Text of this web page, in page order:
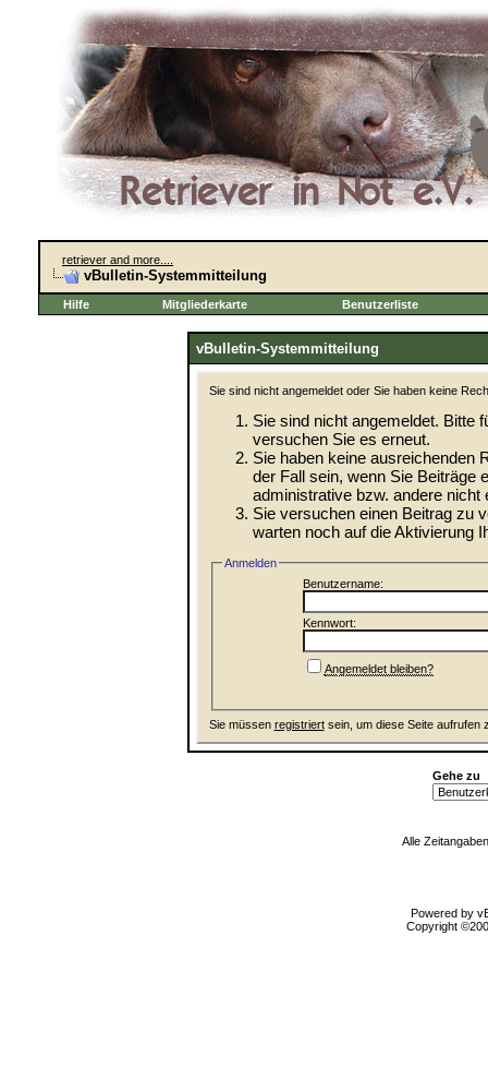
retriever and more....
vBulletin-Systemmitteilung
Hilfe Mitgliederkarte Benutzerliste
vBulletin-Systemmitteilung
Sie sind nicht angemeldet oder Sie haben keine
Sie sind nicht angemeldet. Bitte
versuchen Sie es erneut.
Sie haben keine ausreichenden
der Fall sein, wenn Sie Beiträge
administrative bzw. andere nicht
Sie versuchen einen Beitrag zu
warten noch auf die Aktivierung
Anmelden
Benutzername:
Kennwort:
Angemeldet bleiben?
Sie müssen registriertsein, um diese Seite aufrufen
Gehe zu
Alle
Powered by
Copyright